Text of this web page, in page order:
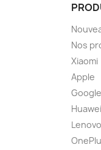
Nos
Xiaomi
Apple
Google
Huawei
Lenovo